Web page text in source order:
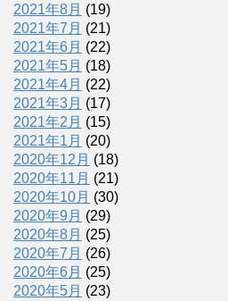
2021年8月 (19)
2021年7月 (21)
2021年6月 (22)
2021年5月 (18)
2021年4月 (22)
2021年3月 (17)
2021年2月 (15)
2021年1月 (20)
2020年12月 (18)
2020年11月 (21)
2020年10月 (30)
2020年9月 (29)
2020年8月 (25)
2020年7月 (26)
2020年6月 (25)
2020年5月 (23)